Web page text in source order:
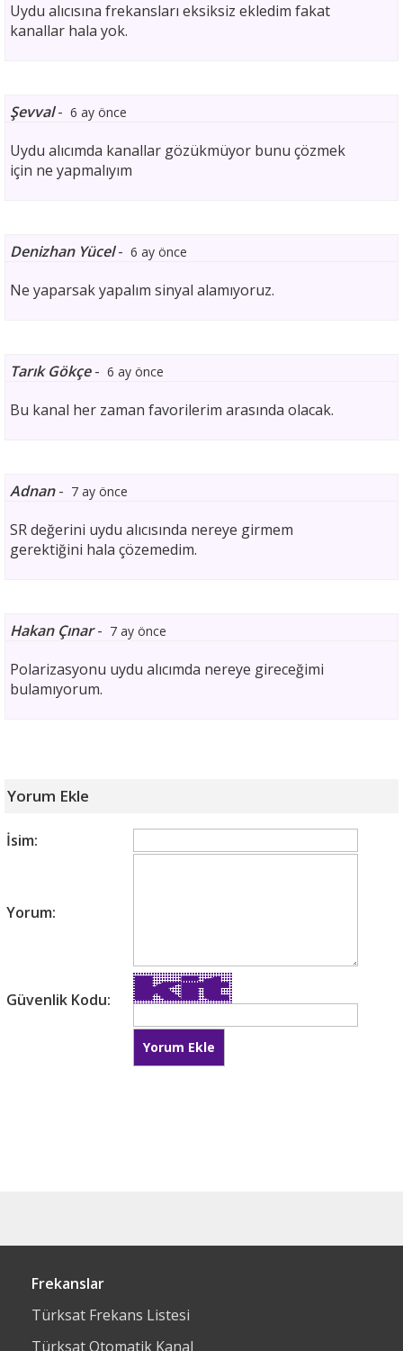
Uydu alıcısına frekansları eksiksiz ekledim fakat
kanallar hala yok.
Şevval- 6 ay önce
Uydu alıcımda kanallar gözükmüyor bunu çözmek
için ne yapmalıyım
Denizhan Yücel- 6 ay önce
Ne yaparsak yapalım sinyal alamıyoruz.
Tarık Gökçe- 6 ay önce
Bu kanal her zaman favorilerim arasında olacak.
Adnan- 7 ay önce
SR değerini uydu alıcısında nereye girmem
gerektiğini hala çözemedim.
Hakan Çınar- 7 ay önce
Polarizasyonu uydu alıcımda nereye gireceğimi
bulamıyorum.
Yorum Ekle
İsim:
Yorum:
Güvenlik Kodu:
Frekanslar
Türksat Frekans Listesi
Türksat Otomatik Kanal